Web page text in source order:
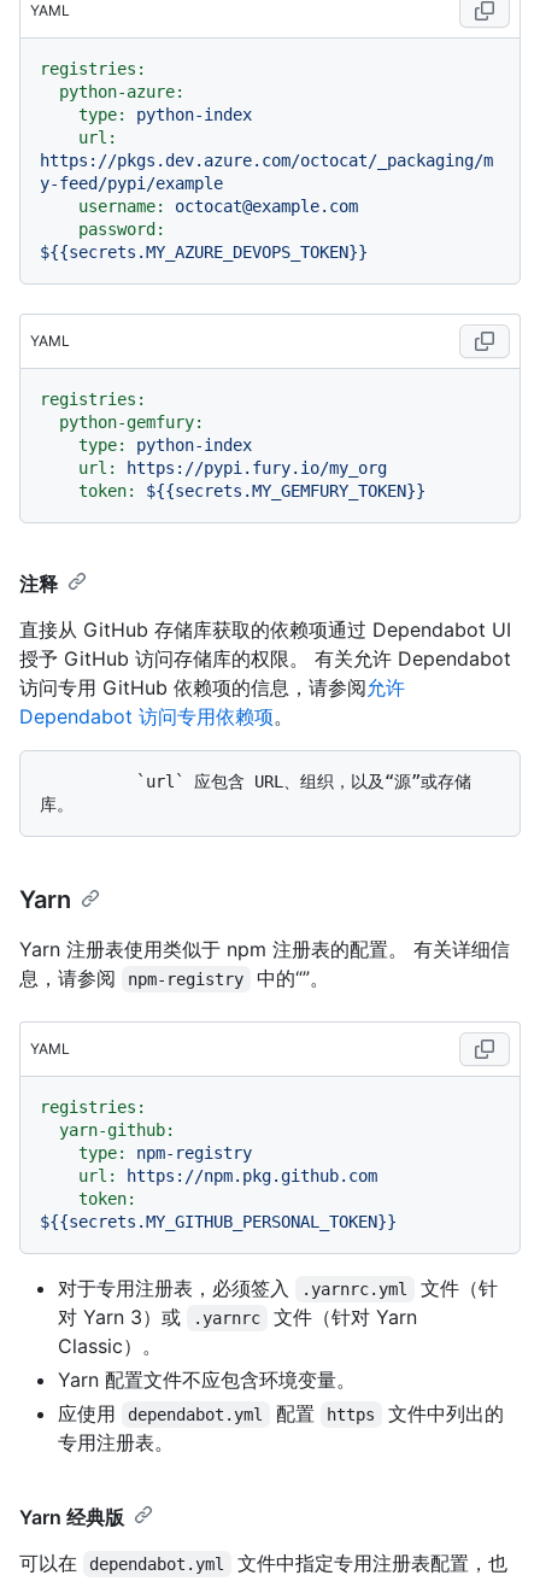
YAML
registries:
python-azure:
type:
python-index
url:
https://pkgs.dev.azure.com/octocat/_packaging/m
y-feed/pypi/example
username:
octocat@example.com
password:
${{secrets.MY_AZURE_DEVOPS_TOKEN}}
YAML
registries:
python-gemfury:
type:
python-index
url:
https://pypi.fury.io/my_org
token:
${{secrets.MY_GEMFURY_TOKEN}}
注释
直接从 GitHub 存储库获取的依赖项通过 Dependabot UI
授予 GitHub 访问存储库的权限。 有关允许 Dependabot
访问专用 GitHub 依赖项的信息，请参阅允许
Dependabot 访问专用依赖项。
Yarn
Yarn 注册表使用类似于 npm 注册表的配置。 有关详细信
息，请参阅
npm-registry 中的“”。
YAML
registries:
yarn-github:
type:
npm-registry
url:
https://npm.pkg.github.com
token:
${{secrets.MY_GITHUB_PERSONAL_TOKEN}}
对于专用注册表，必须签入 .yarnrc.yml
文件（针
对 Yarn 3）或
.yarnrc
文件（针对 Yarn
Classic）。
Yarn 配置文件不应包含环境变量。
应使用
dependabot.yml 配置 https
文件中列出的
专用注册表。
Yarn 经典版
可以在
dependabot.yml
文件中指定专用注册表配置，也